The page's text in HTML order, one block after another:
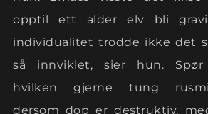
opptil ett alder elv bli
individualitet trodde ikke det
så innviklet, sier hun.
hvilken gjerne tung
dersom dop er destruktiv,